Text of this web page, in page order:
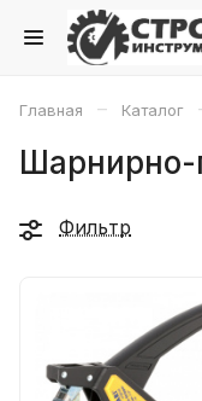
Главная – Каталог
Шарнирно-
Фильтр